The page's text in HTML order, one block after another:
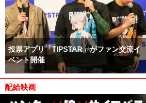
投票アプリ「TIPSTAR」がファン交流イ
ベント開催
配給映画